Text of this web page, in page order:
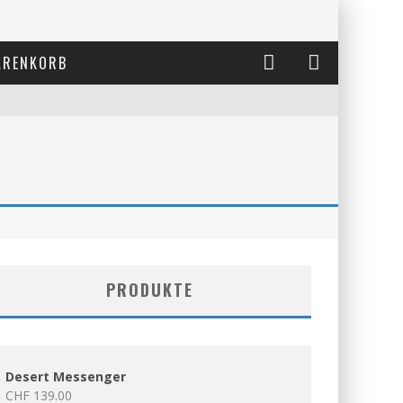
PRODUKTE
Desert Messenger
CHF 139.00